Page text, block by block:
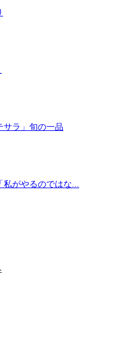
サラ」旬の一品
がやるのではな...